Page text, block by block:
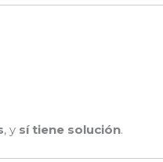
, y sí tiene solución.